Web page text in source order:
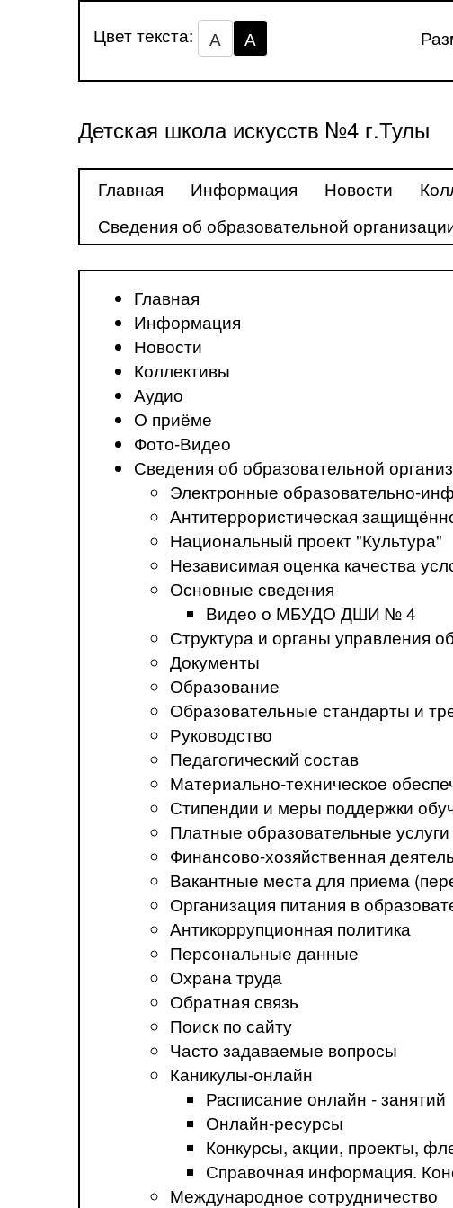
Цвет текста: А А
Детская школа искусств №4 г.Тулы
Главная Информация Новости
Сведения об образовательной
Главная
Информация
Новости
Коллективы
Аудио
О приёме
Фото-Видео
Сведения об образовательной
Электронные образовательно-
Антитеррористическая
Национальный проект "Культура"
Независимая оценка качества
Основные сведения
Видео о МБУДО ДШИ № 4
Структура и органы управления
Документы
Образование
Образовательные стандарты и
Руководство
Педагогический состав
Материально-техническое
Стипендии и меры поддержки
Платные образовательные услуги
Финансово-хозяйственная
Вакантные места для приема
Организация питания в
Антикоррупционная политика
Персональные данные
Охрана труда
Обратная связь
Поиск по сайту
Часто задаваемые вопросы
Каникулы-онлайн
Расписание онлайн - занятий
Онлайн-ресурсы
Конкурсы, акции, проекты,
Справочная информация.
Международное сотрудничество